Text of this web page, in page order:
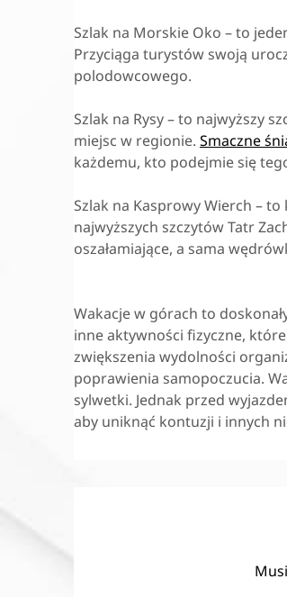
Szlak na Morskie Oko – to
Przyciąga turystów swoją
polodowcowego.
Szlak na Rysy – to najwyższy
miejsc w regionie. Smaczne
każdemu, kto podejmie się
Szlak na Kasprowy Wierch –
najwyższych szczytów Tatr
oszałamiające, a sama
Wakacje w górach to
inne aktywności fizyczne,
zwiększenia wydolności
poprawienia samopoczucia.
sylwetki. Jednak przed
aby uniknąć kontuzji i innych